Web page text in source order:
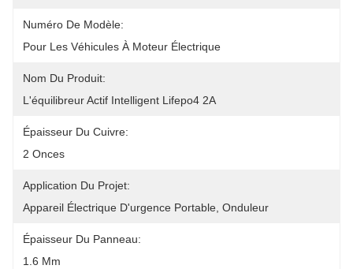
Numéro De Modèle:
Pour Les Véhicules À Moteur Électrique
Nom Du Produit:
L'équilibreur Actif Intelligent Lifepo4 2A
Épaisseur Du Cuivre:
2 Onces
Application Du Projet:
Appareil Électrique D'urgence Portable, Onduleur
Épaisseur Du Panneau:
1.6 Mm